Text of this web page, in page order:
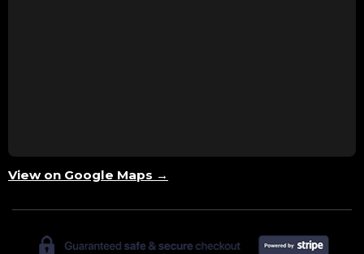
View on Google Maps →